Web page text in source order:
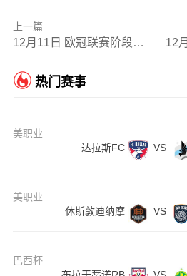
上一篇
12月11日 欧冠联赛阶段第6轮 卡拉巴赫vs阿贾克斯 全场录像 12月11
热门赛事
美职业
达拉斯FC
VS
美职业
休斯敦迪纳摩
VS
巴西杯